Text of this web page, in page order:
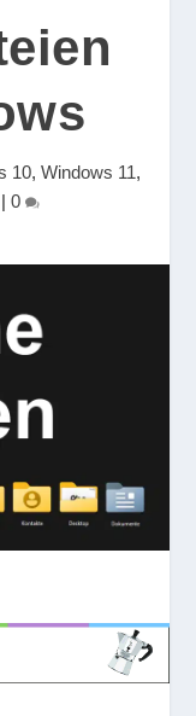
10, Windows 11,
| 0